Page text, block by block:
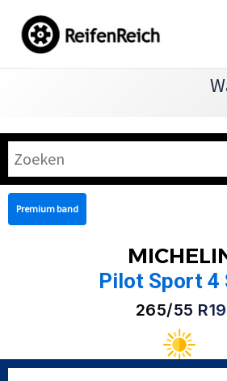
Inhalt
springen
Premium band
Pilot Sport 4
265/55 R19